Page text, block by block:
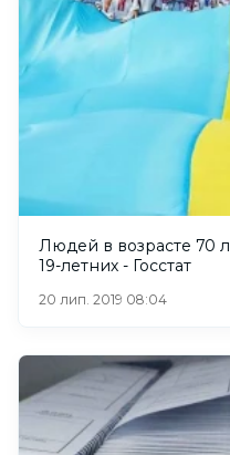
Людей в возрасте 70
19-летних - Госстат
20 лип. 2019 08:04